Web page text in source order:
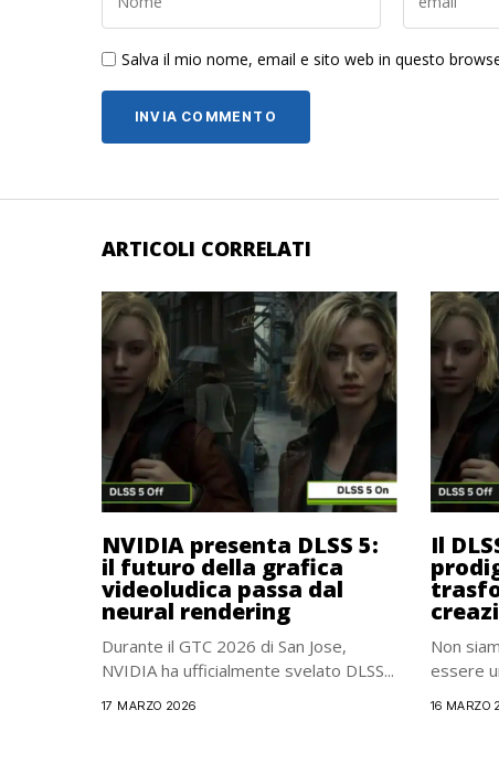
Salva il mio nome, email e sito web in questo
ARTICOLI CORRELATI
NVIDIA presenta DLSS 5:
il futuro della grafica
videoludica passa dal
neural rendering
Durante il GTC 2026 di San Jose,
NVIDIA ha ufficialmente svelato DLSS...
17 MARZO 2026
Il
Non
essere
16 MARZO